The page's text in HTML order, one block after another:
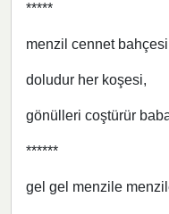
*****
menzil cennet bahçesi
doludur her koşesi,
gönülleri coştürür
******
gel gel menzile